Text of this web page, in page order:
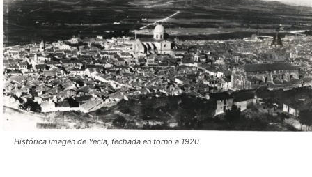
Histórica imagen de Yecla, fechada en torno a 1920